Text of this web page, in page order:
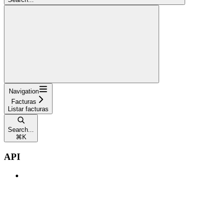
Navigation
Facturas
Listar facturas
Search...
⌘ K
API